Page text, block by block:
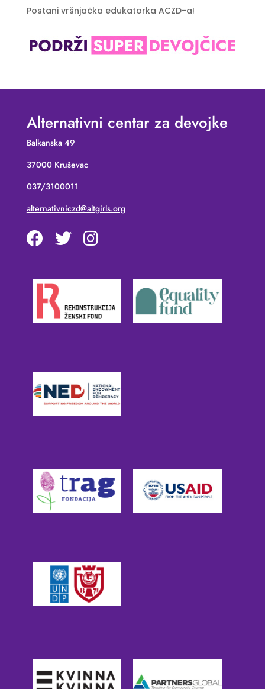
Postani vršnjačka edukatorka ACZD-a!
Alternativni centar za devojke
Balkanska 49
37000 Kruševac
037/3100011
alternativniczd@altgirls.org